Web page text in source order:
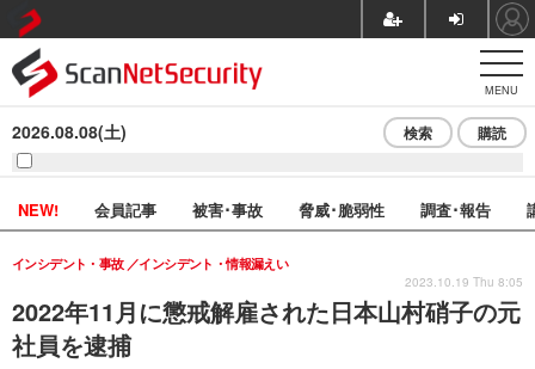
MENU
2026.08.08(土) 検索 購読
NEW! 会員記事 被害･事故 脅威･脆弱性 調査･報告
2022年11月に懲戒解雇された日本山村硝子の元
社員を逮捕
インシデント・事故 インシデント・情報漏えい
2023.10.19 Thu 8:05